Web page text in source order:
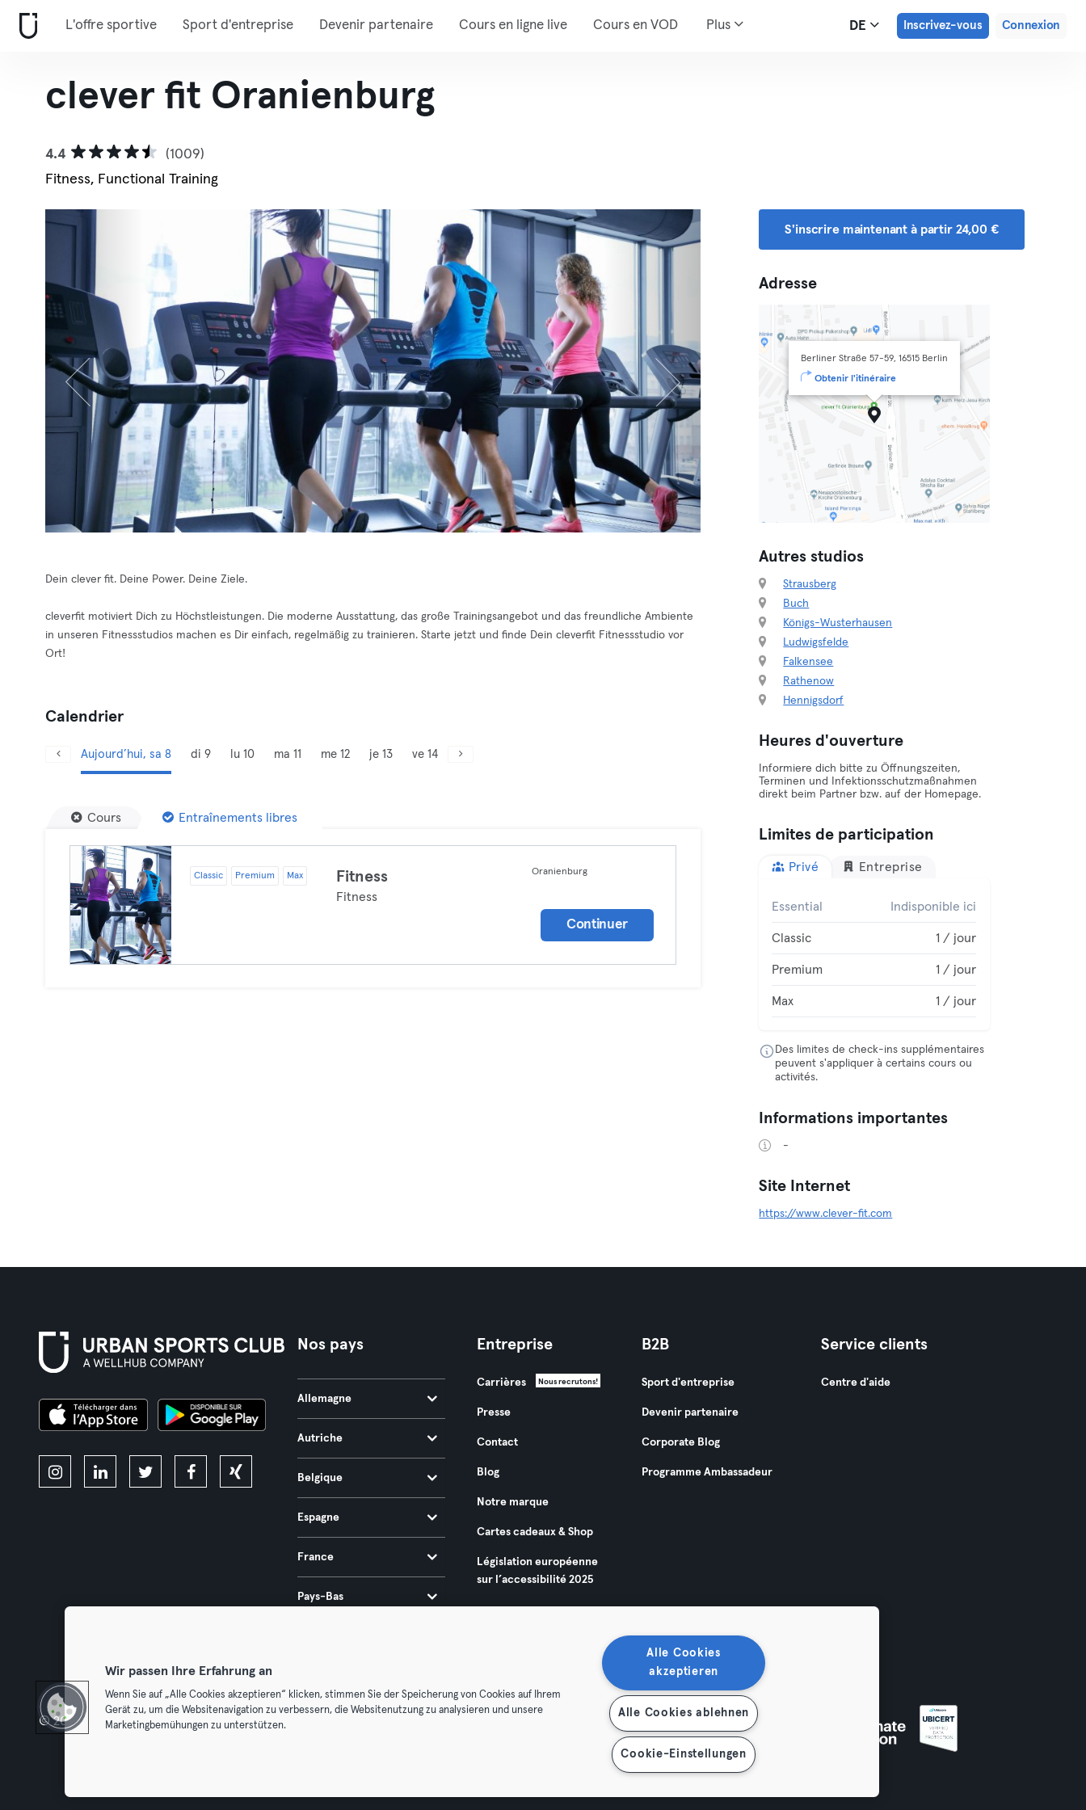
L'offre sportive Sport d'entreprise Devenir partenaire Cours en ligne live Cours en VOD Plus DE Inscrivez-vous Connexion
clever fit Oranienburg
4.4
(1009)
Fitness, Functional Training
Dein clever fit. Deine Power. Deine Ziele.
cleverfit motiviert Dich zu Höchstleistungen. Die moderne Ausstattung, das große Trainingsangebot und das freundliche Ambiente
in unseren Fitnessstudios machen es Dir einfach, regelmäßig zu trainieren. Starte jetzt und finde Dein cleverfit Fitnessstudio vor
Ort!
Calendrier
Aujourd’hui, sa 8 di 9 lu 10 ma 11 me 12 je 13 ve 14
Cours Entraînements libres
Classic Premium Max Fitness
Fitness
Oranienburg
Continuer
S'inscrire maintenant à partir 24,00 €
Adresse
Berliner Straße 57-59, 16515 Berlin
Obtenir l'itinéraire
Autres studios
Strausberg
Buch
Königs-Wusterhausen
Ludwigsfelde
Falkensee
Rathenow
Hennigsdorf
Heures d'ouverture
Informiere dich bitte zu Öffnungszeiten,
Terminen und Infektionsschutzmaßnahmen
direkt beim Partner bzw. auf der Homepage.
Limites de participation
Privé Entreprise
Essential Indisponible ici
Classic 1 / jour
Premium 1 / jour
Max 1 / jour
Des limites de check-ins supplémentaires
peuvent s'appliquer à certains cours ou
activités.
Informations importantes
-
Site Internet
https://www.clever-fit.com
Nos pays
Allemagne
Autriche
Belgique
Espagne
France
Pays-Bas
Entreprise
Carrières Nous recrutons!
Presse
Contact
Blog
Notre marque
Cartes cadeaux & Shop
Législation européenne
sur l’accessibilité 2025
B2B
Sport d'entreprise
Devenir partenaire
Corporate Blog
Programme Ambassadeur
Service clients
Centre d'aide
© 2026 Urban Sports Group GmbH. All rights reserved. Mentions légales
Wir passen Ihre Erfahrung an
Wenn Sie auf „Alle Cookies akzeptieren“ klicken, stimmen Sie der Speicherung von Cookies auf Ihrem
Gerät zu, um die Websitenavigation zu verbessern, die Websitenutzung zu analysieren und unsere
Marketingbemühungen zu unterstützen.
Alle Cookies
akzeptieren
Alle Cookies ablehnen
Cookie-Einstellungen